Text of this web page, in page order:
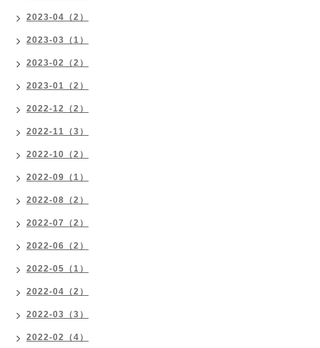
2023-04（2）
2023-03（1）
2023-02（2）
2023-01（2）
2022-12（2）
2022-11（3）
2022-10（2）
2022-09（1）
2022-08（2）
2022-07（2）
2022-06（2）
2022-05（1）
2022-04（2）
2022-03（3）
2022-02（4）